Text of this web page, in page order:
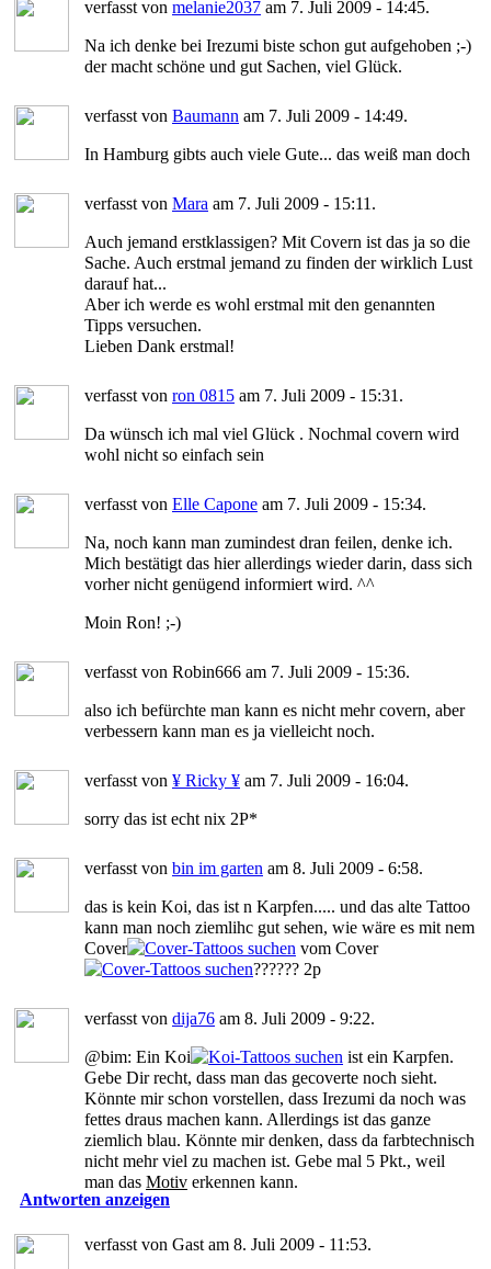
verfasst von melanie2037 am 7. Juli 2009 - 14:45.
Na ich denke bei Irezumi biste schon gut aufgehoben ;-)
der macht schöne und gut Sachen, viel Glück.
verfasst von Baumann am 7. Juli 2009 - 14:49.
In Hamburg gibts auch viele Gute... das weiß man doch
verfasst von Mara am 7. Juli 2009 - 15:11.
Auch jemand erstklassigen? Mit Covern ist das ja so die
Sache. Auch erstmal jemand zu finden der wirklich Lust
darauf hat...
Aber ich werde es wohl erstmal mit den genannten
Tipps versuchen.
Lieben Dank erstmal!
verfasst von ron 0815 am 7. Juli 2009 - 15:31.
Da wünsch ich mal viel Glück . Nochmal covern wird
wohl nicht so einfach sein
verfasst von Elle Capone am 7. Juli 2009 - 15:34.
Na, noch kann man zumindest dran feilen, denke ich.
Mich bestätigt das hier allerdings wieder darin, dass sich
vorher nicht genügend informiert wird. ^^
Moin Ron! ;-)
verfasst von Robin666 am 7. Juli 2009 - 15:36.
also ich befürchte man kann es nicht mehr covern, aber
verbessern kann man es ja vielleicht noch.
verfasst von ¥ Ricky ¥ am 7. Juli 2009 - 16:04.
sorry das ist echt nix 2P*
verfasst von bin im garten am 8. Juli 2009 - 6:58.
das is kein Koi, das ist n Karpfen..... und das alte Tattoo
kann man noch ziemlihc gut sehen, wie wäre es mit nem
Cover
vom Cover
?????? 2p
verfasst von dija76 am 8. Juli 2009 - 9:22.
@bim: Ein Koi
ist ein Karpfen.
Gebe Dir recht, dass man das gecoverte noch sieht.
Könnte mir schon vorstellen, dass Irezumi da noch was
fettes draus machen kann. Allerdings ist das ganze
ziemlich blau. Könnte mir denken, dass da farbtechnisch
nicht mehr viel zu machen ist. Gebe mal 5 Pkt., weil
man das Motiv erkennen kann.
Antworten anzeigen
verfasst von Gast am 8. Juli 2009 - 11:53.